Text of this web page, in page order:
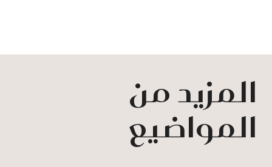
المزيد من
المواضيع